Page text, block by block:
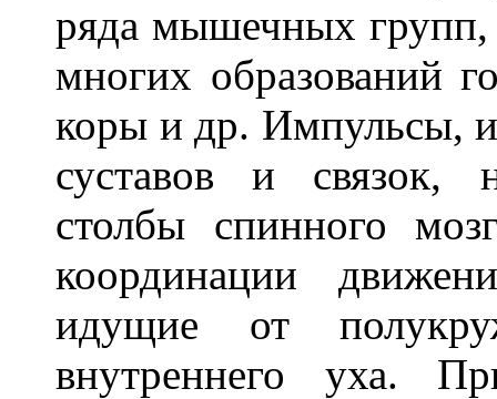
ряда мышечных групп,
многих образований
коры и др. Импульсы,
суставов и связок,
столбы спинного
координации
идущие от
внутреннего уха.